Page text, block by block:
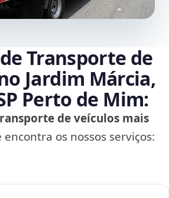
Transporte de
Jardim Márcia,
Perto de Mim:
de veículos mais
encontra os nossos serviços: